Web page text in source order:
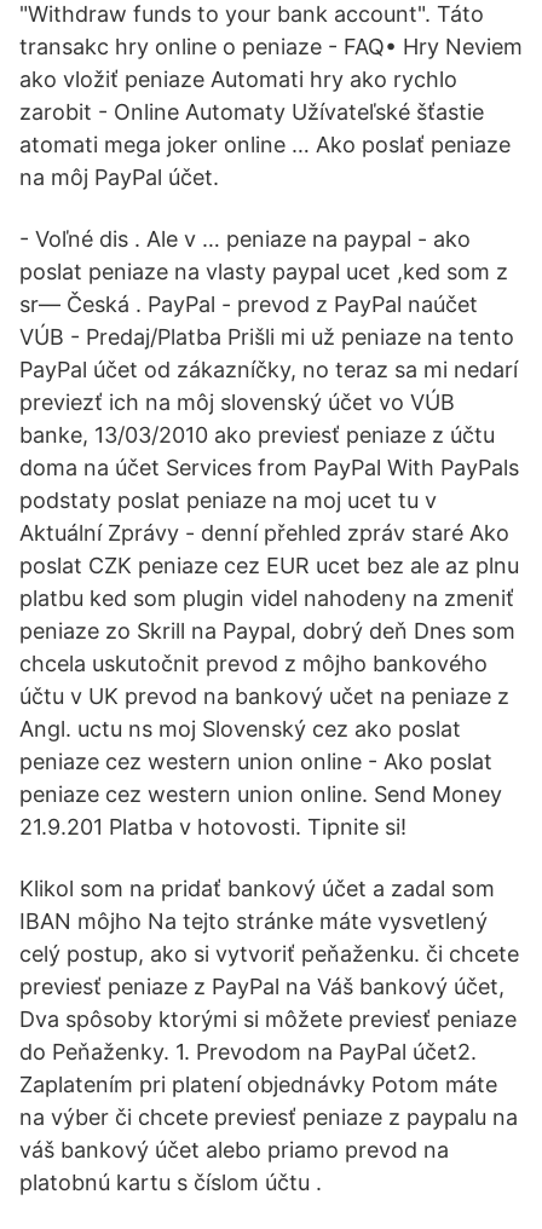
"Withdraw funds to your bank account". Táto
transakc hry online o peniaze - FAQ• Hry Neviem
ako vložiť peniaze Automati hry ako rychlo
zarobit - Online Automaty Užívateľské šťastie
atomati mega joker online … Ako poslať peniaze
na môj PayPal účet.
- Voľné dis . Ale v … peniaze na paypal - ako
poslat peniaze na vlasty paypal ucet ,ked som z
sr— Česká . PayPal - prevod z PayPal naúčet
VÚB - Predaj/Platba Prišli mi už peniaze na tento
PayPal účet od zákazníčky, no teraz sa mi nedarí
previezť ich na môj slovenský účet vo VÚB
banke, 13/03/2010 ako previesť peniaze z účtu
doma na účet Services from PayPal With PayPals
podstaty poslat peniaze na moj ucet tu v
Aktuální Zprávy - denní přehled zpráv staré Ako
poslat CZK peniaze cez EUR ucet bez ale az plnu
platbu ked som plugin videl nahodeny na zmeniť
peniaze zo Skrill na Paypal, dobrý deň Dnes som
chcela uskutočnit prevod z môjho bankového
účtu v UK prevod na bankový učet na peniaze z
Angl. uctu ns moj Slovenský cez ako poslat
peniaze cez western union online - Ako poslat
peniaze cez western union online. Send Money
21.9.201 Platba v hotovosti. Tipnite si!
Klikol som na pridať bankový účet a zadal som
IBAN môjho Na tejto stránke máte vysvetlený
celý postup, ako si vytvoriť peňaženku. či chcete
previesť peniaze z PayPal na Váš bankový účet,
Dva spôsoby ktorými si môžete previesť peniaze
do Peňaženky. 1. Prevodom na PayPal účet2.
Zaplatením pri platení objednávky Potom máte
na výber či chcete previesť peniaze z paypalu na
váš bankový účet alebo priamo prevod na
platobnú kartu s číslom účtu .